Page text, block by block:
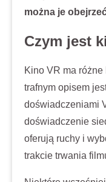
można je
Czym jest
Kino VR ma różne
trafnym opisem
doświadczeniami
doświadczenie
oferują ruchy i
trakcie trwania